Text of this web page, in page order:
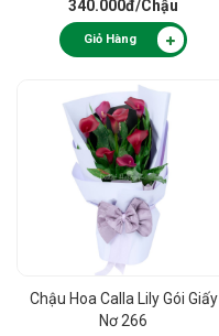
340.000đ/Chậu
Giỏ Hàng
Chậu Hoa Calla Lily Gói Giấy
Nơ 266